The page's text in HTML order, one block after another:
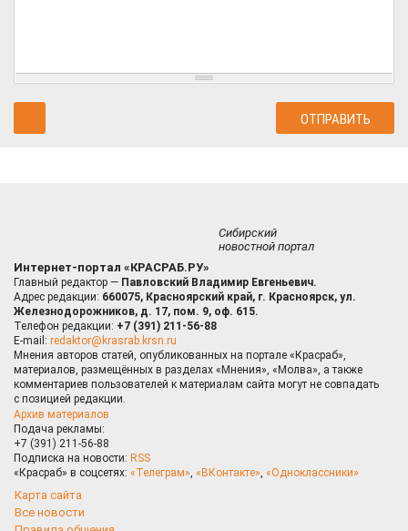
Сибирский
новостной портал
Интернет-портал «КРАСРАБ.РУ»
Главный редактор — Павловский Владимир Евгеньевич.
Адрес редакции: 660075, Красноярский край, г. Красноярск, ул.
Железнодорожников, д. 17, пом. 9, оф. 615.
Телефон редакции: +7 (391) 211-56-88
E-mail: redaktor@krasrab.krsn.ru
Мнения авторов статей, опубликованных на портале «Красраб»,
материалов, размещённых в разделах «Мнения», «Молва», а также
комментариев пользователей к материалам сайта могут не совпадать
с позицией редакции.
Архив материалов
Подача рекламы:
+7 (391) 211-56-88
Подписка на новости: RSS
«Красраб» в соцсетях: «Телеграм», «ВКонтакте», «Одноклассники»
Карта сайта
Все новости